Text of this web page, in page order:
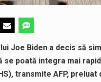
Joe Biden a decis să
poată integra mai
transmite AFP, preluat